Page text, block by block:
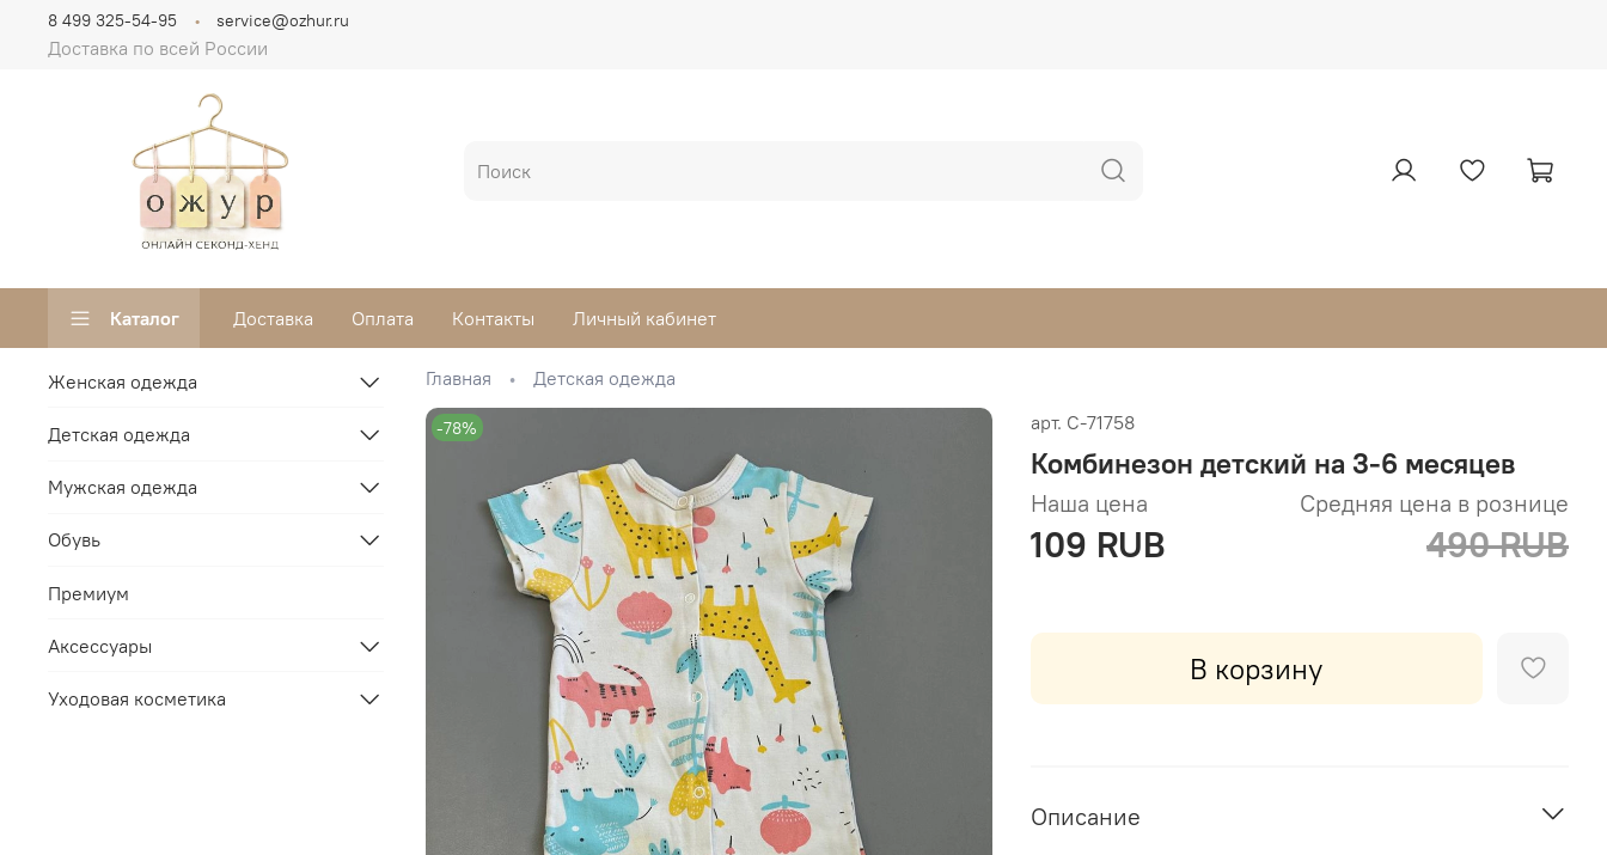
Доставка по всей России
8 499 325-54-95 service@ozhur.ru
Каталог Доставка Оплата Контакты Личный кабинет
Главная Детская одежда
-78% арт. С-71758
Комбинезон детский на 3-6 месяцев
Наша цена
109 RUB
Средняя цена в рознице
490 RUB
В корзину
Описание
Женская одежда
Детская одежда
Мужская одежда
Обувь
Премиум
Аксессуары
Уходовая косметика